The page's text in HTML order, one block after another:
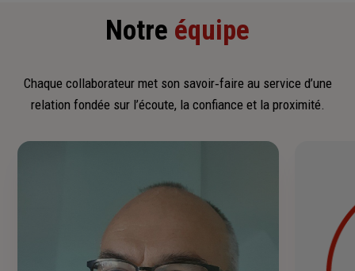
Notre équipe
Chaque collaborateur met son savoir‑faire au service d’une
relation fondée sur l’écoute, la confiance et la proximité.